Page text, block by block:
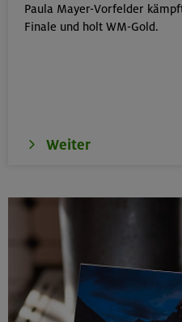
Kinderkletterkurs für
Grundkurs Klettern indoor
Karwendel-Runde
Karwendel
Paula Mayer-Vorfelder
Finale und holt WM-Gold.
Weiter